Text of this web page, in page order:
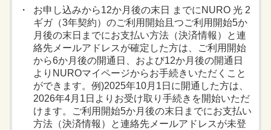
お申し込みから12か月後の末日 までにNURO 光 2
ギガ（3年契約）のご利用開始且つご利用開始5か
月後の末日までにお支払い方法（決済情報）と連
絡先メールアドレスが確定した方は、ご利用開始
から6か月後の開通日、および12か月後の開通日
よりNUROマイページからお手続きいただくこと
ができます。例)2025年10月1日に開通した方は、
2026年4月1日よりお受け取り手続きを開始いただ
けます。ご利用開始5か月後の末日までにお支払い
方法（決済情報）と連絡先メールアドレスが未登